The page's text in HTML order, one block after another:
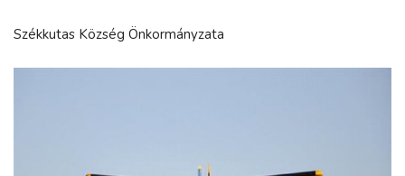
Székkutas Község Önkormányzata